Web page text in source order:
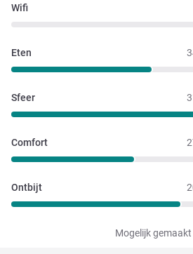
Wifi
Eten
Sfeer
Comfort
Ontbijt
Mogelijk